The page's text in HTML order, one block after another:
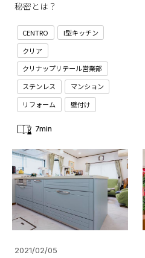
秘密とは？
CENTRO
I型キッチン
クリア
クリナップリテール営業部
ステンレス
マンション
リフォーム
壁付け
7min
2021/02/05